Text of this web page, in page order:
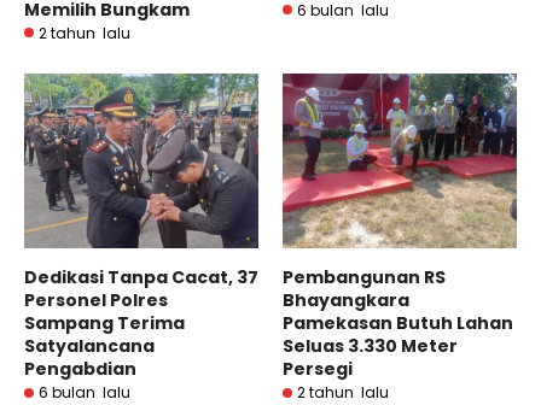
Memilih Bungkam
2 tahun lalu
6 bulan lalu
Dedikasi Tanpa Cacat, 37
Personel Polres
Sampang Terima
Satyalancana
Pengabdian
6 bulan lalu
Pembangunan RS
Bhayangkara
Pamekasan Butuh Lahan
Seluas 3.330 Meter
Persegi
2 tahun lalu